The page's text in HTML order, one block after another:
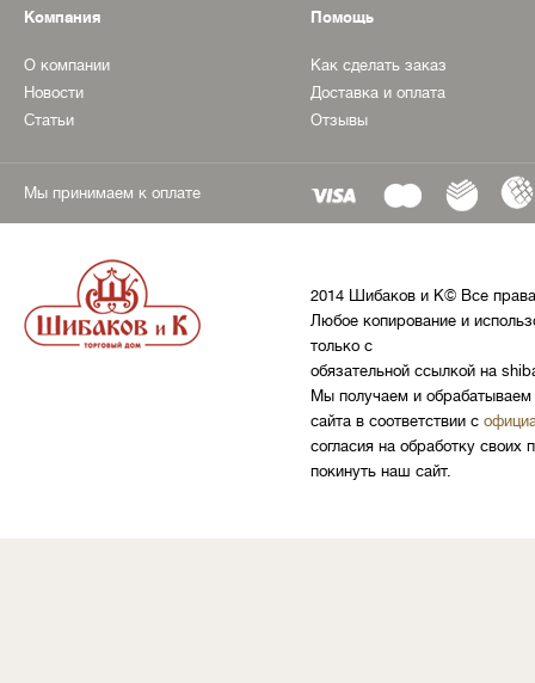
Компания
О компании
Новости
Статьи
Помощь
Как сделать заказ
Доставка и оплата
Отзывы
Мы принимаем к оплате
2014 Шибаков и К© Все
Любое копирование и
только с
обязательной ссылкой на
Мы получаем и обрабатываем
сайта в соответствии с
согласия на обработку
покинуть наш сайт.